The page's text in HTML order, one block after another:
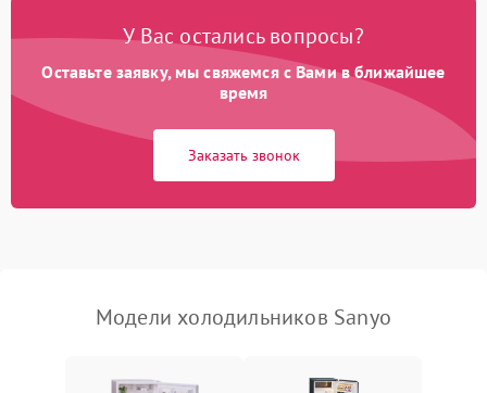
Образование конденсата
1800 ₽ Подробнее →
Сбой в работе инвертора
работе
2000 ₽ Подробнее →
разморозки
У Вас остались вопросы?
Оставьте заявку, мы свяжемся с Вами в ближайшее
время
Заказать звонок
Модели холодильников Sanyo